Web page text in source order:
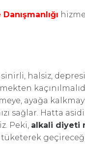
halsiz,
ayağa
sağlar. Hatta
Peki, alkali diyeti
tüketerek